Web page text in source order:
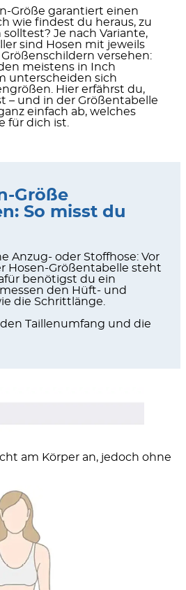
Größe garantiert einen
wie findest du heraus, zu
Je nach Variante,
sind Hosen mit jeweils
versehen:
meistens in Inch
unterscheiden sich
Hier erfährst du,
– und in der Größentabelle
einfach ab, welches
für dich ist.
Größe
So misst du
Anzug- oder Stoffhose: Vor
Hosen-Größentabelle steht
benötigst du ein
den Hüft- und
die Schrittlänge.
Taillenumfang und die
am Körper an, jedoch ohne